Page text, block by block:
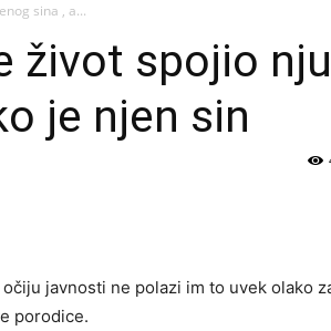
sina , a...
život spojio nju
je njen sin
javnosti ne polazi im to uvek olako
porodice.